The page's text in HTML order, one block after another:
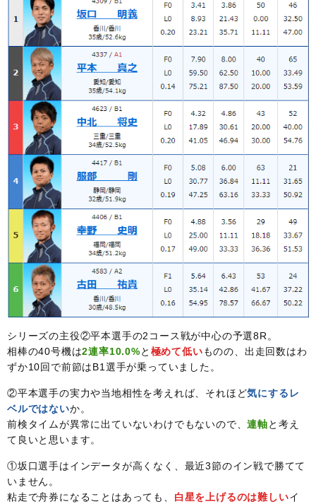
シリーズの主役②平本選手の2コース戦が中心の予選8R。
相棒の40号機は2連率10.0%と 極めて低いものの、出走回数はわ
ずか10回で前節はB1選手が乗っていました。
②平本選手の実力や当地相性を考えれば、それほど気にするレ
ベルではないか。
前検タイムが異常に出ていないわけでもないので、連軸と考え
て良いと思います。
①坂口選手はインデータが高くなく、最近3節のイン戦で勝てて
いません。
粘走で舟券になることはあっても、 白星を上げるのは難しいイ